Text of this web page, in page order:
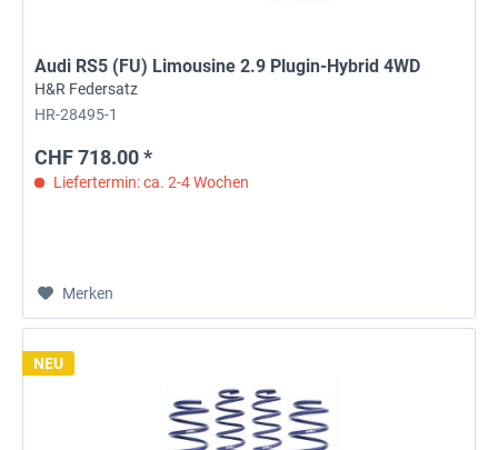
Audi RS5 (FU) Limousine 2.9 Plugin-Hybrid 4WD
H&R Federsatz
HR-28495-1
CHF 718.00 *
Liefertermin: ca. 2-4 Wochen
Merken
NEU